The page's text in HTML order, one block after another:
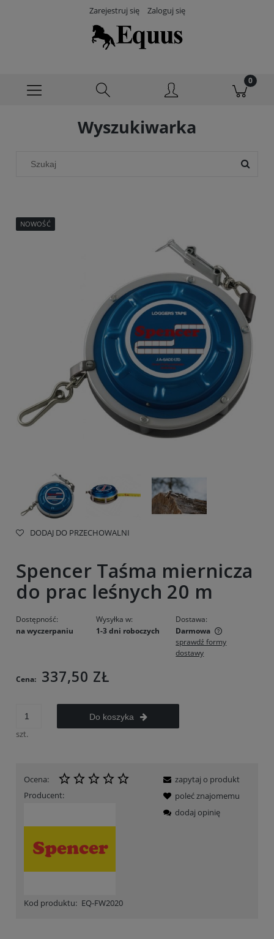
Zarejestruj się Zaloguj się
Wyszukiwarka
NOWOŚĆ
DODAJ DO PRZECHOWALNI
Spencer Taśma miernicza
do prac leśnych 20 m
Dostępność:
na wyczerpaniu
Wysyłka w:
1-3 dni roboczych
Dostawa:
Darmowa
Cena nie zawiera ewentualnych kosztów płatności
sprawdź formy
dostawy
Cena: 337,50 ZŁ
szt.
Do koszyka
Ocena:
Producent:
Kod produktu: EQ-FW2020
zapytaj o produkt
poleć znajomemu
dodaj opinię